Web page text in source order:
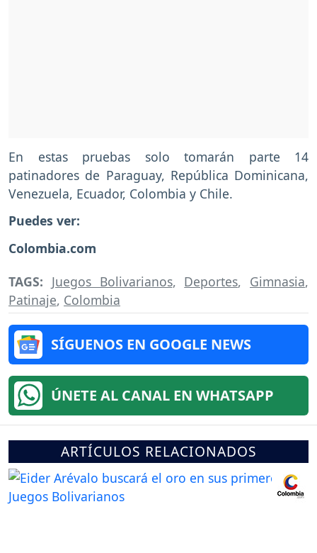
En estas pruebas solo tomarán parte 14
patinadores de Paraguay, República Dominicana,
Venezuela, Ecuador, Colombia y Chile.
Puedes ver:
Colombia.com
TAGS: Juegos Bolivarianos, Deportes, Gimnasia,
Patinaje, Colombia
SÍGUENOS EN GOOGLE NEWS
ÚNETE AL CANAL EN WHATSAPP
ARTÍCULOS RELACIONADOS